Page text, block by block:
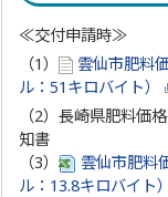
≪交付申請時≫
（1）
雲仙市肥料
ル：51キロバイト）
（2）長崎県肥料価
知書
（3）
雲仙市肥料
ル：13.8キロバイト